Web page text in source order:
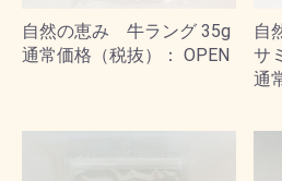
自然の恵み 牛ラング 35g
通常価格（税抜）： OPEN
自
サ
通